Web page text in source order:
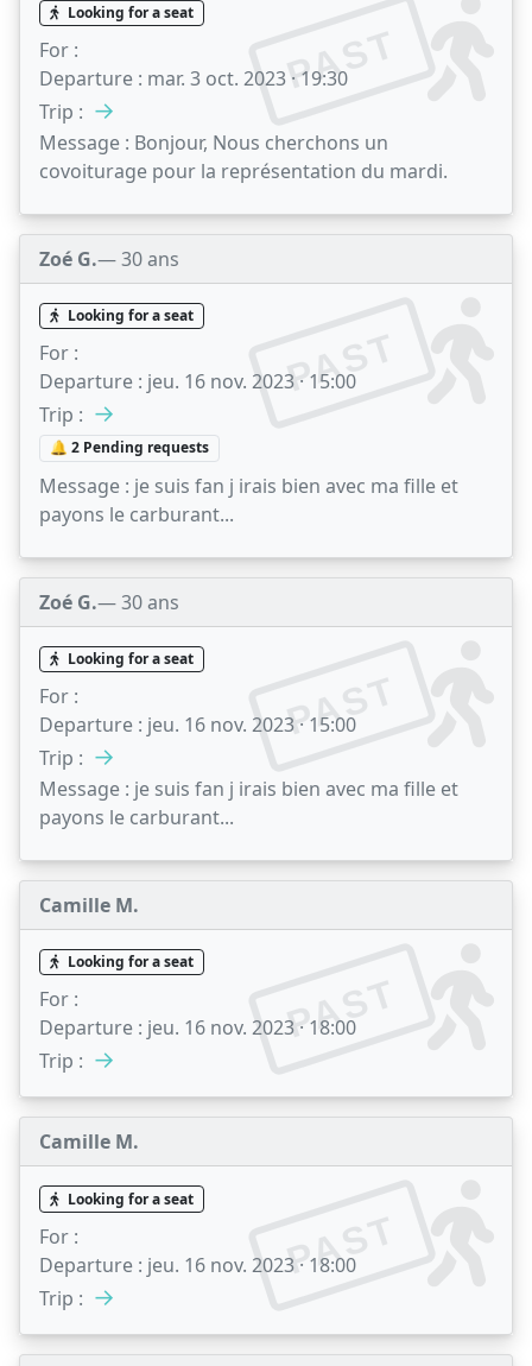
PAST
Looking for a seat
For :
Departure : mar. 3 oct. 2023 · 19:30
Trip : →
Message : Bonjour, Nous cherchons un
covoiturage pour la représentation du mardi.
Zoé G.— 30 ans
PAST
Looking for a seat
For :
Departure : jeu. 16 nov. 2023 · 15:00
Trip : →
🔔 2 Pending requests
Message : je suis fan j irais bien avec ma fille et
payons le carburant...
Zoé G.— 30 ans
PAST
Looking for a seat
For :
Departure : jeu. 16 nov. 2023 · 15:00
Trip : →
Message : je suis fan j irais bien avec ma fille et
payons le carburant...
Camille M.
PAST
Looking for a seat
For :
Departure : jeu. 16 nov. 2023 · 18:00
Trip : →
Camille M.
PAST
Looking for a seat
For :
Departure : jeu. 16 nov. 2023 · 18:00
Trip : →